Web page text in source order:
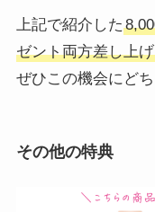
上記で紹介した
ゼント両方差し上
ぜひこの機会にど
その他の特典